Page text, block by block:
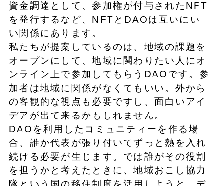
資金調達として、参加権が付与されたNFT
を発行するなど、NFTとDAOは互いにい
い関係にあります。
私たちが提案しているのは、地域の課題を
オープンにして、地域に関わりたい人にオ
ンライン上で参加してもらうDAOです。参
加者は地域に関係がなくてもいい。外から
の客観的な視点も必要ですし、面白いアイ
デアが出て来るかもしれません。
DAOを利用したコミュニティーを作る場
合、誰か代表が張り付いてずっと熱を入れ
続ける必要が生じます。では誰がその役割
を担うかと考えたときに、地域おこし協力
隊という国の移住制度を活用しようと。デ